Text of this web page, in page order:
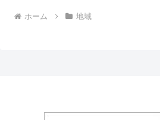
ホーム 地域